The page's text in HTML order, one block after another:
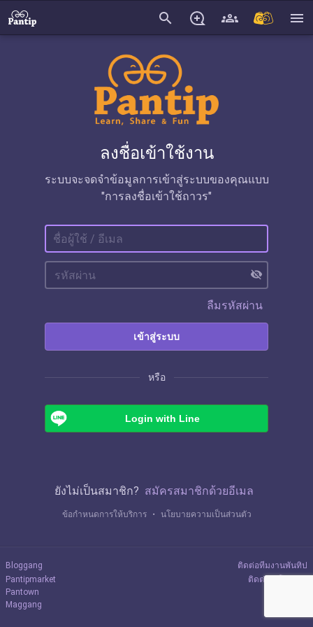
search menu
ลงชื่อเข้าใช้งาน
ระบบจะจดจำข้อมูลการเข้าสู่ระบบของคุณแบบ
"การลงชื่อเข้าใช้ถาวร"
visibility_off
ลืมรหัสผ่าน
เข้าสู่ระบบ
หรือ
Login with Line
ยังไม่เป็นสมาชิก? สมัครสมาชิกด้วยอีเมล
ข้อกำหนดการให้บริการ ・ นโยบายความเป็นส่วนตัว
Bloggang
Pantipmarket
Pantown
Maggang
ติดต่อทีมงานพันทิป
ติดต่อลงโฆษณา